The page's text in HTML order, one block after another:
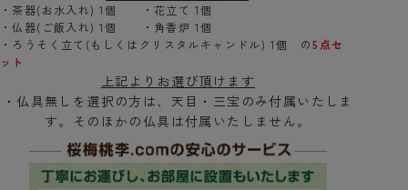
・茶器(お水入れ) 1個 ・花立て 1個
・仏器(ご飯入れ) 1個 ・角香炉 1個
・ろうそく立て(もしくはクリスタルキャンドル) 1個 の5点セ
ット
上記よりお選び頂けます
・仏具無しを選択の方は、天目・三宝のみ付属いたしま
す。そのほかの仏具は付属いたしません。